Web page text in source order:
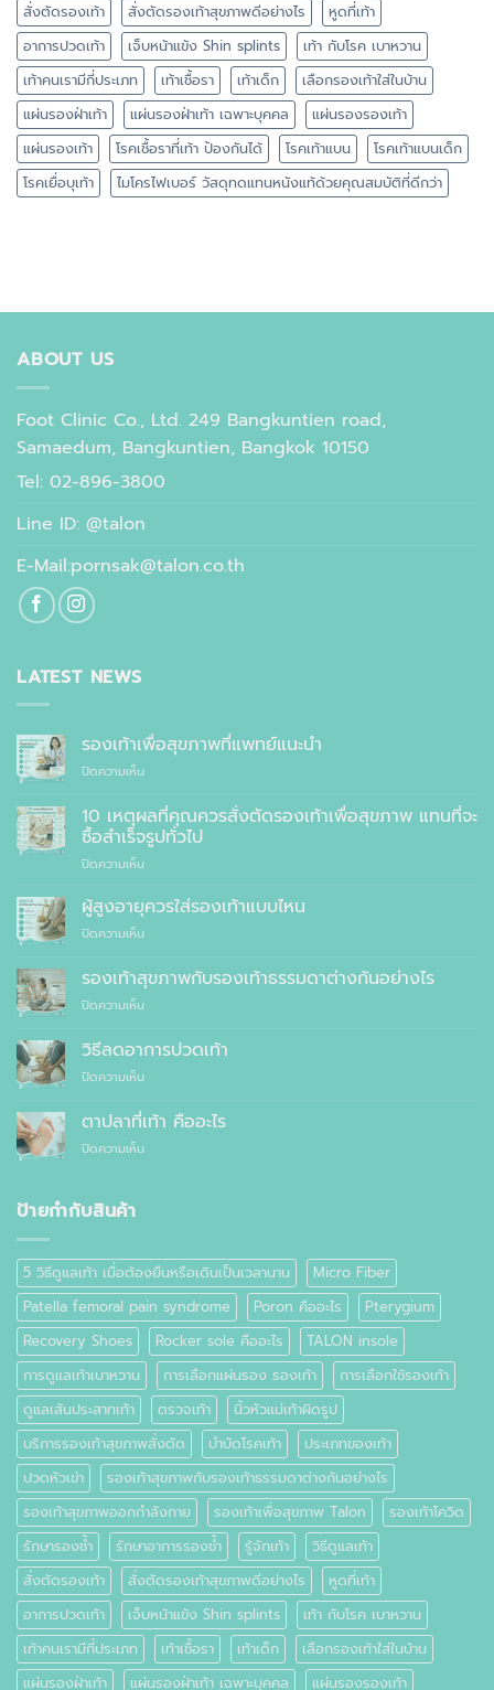
สั่งตัดรองเท้า
สั่งตัดรองเท้าสุขภาพดีอย่างไร
หูดที่เท้า
อาการปวดเท้า
เจ็บหน้าแข้ง Shin splints
เท้า กับโรค เบาหวาน
เท้าคนเรามีกี่ประเภท
เท้าเชื้อรา เท้าเด็ก
เลือกรองเท้าใส่ในบ้าน
แผ่นรองฝ่าเท้า
แผ่นรองฝ่าเท้า เฉพาะบุคคล
แผ่นรองรองเท้า
แผ่นรองเท้า
โรคเชื้อราที่เท้า ป้องกันได้ โรคเท้าแบน
โรคเท้าแบนเด็ก
โรคเยื่อบุเท้า
ไมโครไฟเบอร์ วัสดุทดแทนหนังแท้ด้วยคุณสมบัติที่ดีกว่า
ABOUT US
Foot Clinic Co., Ltd. 249 Bangkuntien road,
Samaedum, Bangkuntien, Bangkok 10150
Tel: 02-896-3800
Line ID: @talon
E-Mail:pornsak@talon.co.th
LATEST NEWS
รองเท้าเพื่อสุขภาพที่แพทย์แนะนำ
ปิดความเห็นบน
เพื่อ
สุขภาพ
ที่
แพทย์
10 เหตุผลที่คุณควรสั่งตัดรองเท้าเพื่อสุขภาพ แทนที่จะ
ซื้อสำเร็จรูปทั่วไป
ปิดความเห็นบน
เหตุผล
คุณ
สั่ง
ตัด
รองเท้า
สุขภาพ
สำเร็จรูป
ทั่วไป
ผู้สูงอายุควรใส่รองเท้าแบบไหน
ปิดความเห็นบน
สูง
อายุ
ควร
รองเท้า
ไหน
รองเท้าสุขภาพกับรองเท้าธรรมดาต่างกันอย่างไร
ปิดความเห็นบน
สุขภาพ
กับ
รองเท้า
ต่าง
อย่างไร
วิธีลดอาการปวดเท้า
ปิดความเห็นบน
ลด
อาการ
ปวด
ตาปลาที่เท้า คืออะไร
ปิดความเห็นบน
ป้ายกำกับสินค้า
5 วิธีดูแลเท้า เมื่อต้องยืนหรือเดินเป็นเวลานาน
Micro Fiber
Patella femoral pain syndrome
Poron คืออะไร
Pterygium
Recovery Shoes
Rocker sole คืออะไร
TALON insole
การดูแลเท้าเบาหวาน
การเลือกแผ่นรอง รองเท้า
การเลือกใช้รองเท้า
ดูแลเส้นประสาทเท้า
ตรวจเท้า
นิ้วหัวแม่เท้าผิดรูป
บริการรองเท้าสุขภาพสั่งตัด
บำบัดโรคเท้า
ประเภทของเท้า
ปวดหัวเข่า
รองเท้าสุขภาพกับรองเท้าธรรมดาต่างกันอย่างไร
รองเท้าสุขภาพออกกำลังกาย
รองเท้าเพื่อสุขภาพ Talon
รองเท้าโควิด
รักษารองช้ำ
รักษาอาการรองช้ำ รู้จักเท้า
วิธีดูแลเท้า
สั่งตัดรองเท้า
สั่งตัดรองเท้าสุขภาพดีอย่างไร
หูดที่เท้า
อาการปวดเท้า
เจ็บหน้าแข้ง Shin splints
เท้า กับโรค เบาหวาน
เท้าคนเรามีกี่ประเภท
เท้าเชื้อรา เท้าเด็ก
เลือกรองเท้าใส่ในบ้าน
แผ่นรองฝ่าเท้า
แผ่นรองฝ่าเท้า เฉพาะบุคคล แผ่นรองรองเท้า